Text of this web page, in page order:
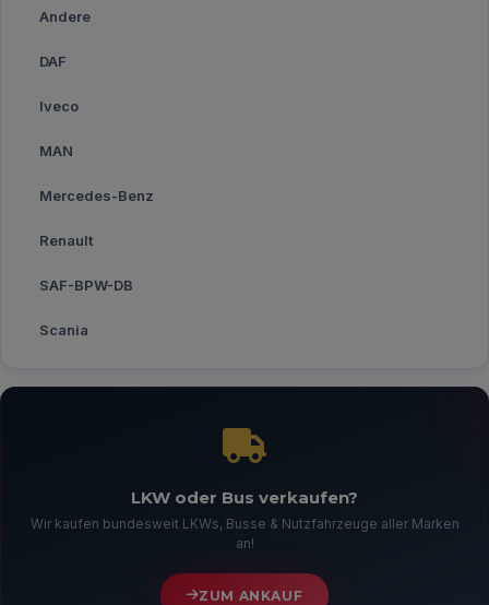
Andere
DAF
Iveco
MAN
Mercedes-Benz
Renault
SAF-BPW-DB
Scania
LKW oder Bus verkaufen?
Wir kaufen bundesweit LKWs, Busse & Nutzfahrzeuge aller Marken
an!
ZUM ANKAUF